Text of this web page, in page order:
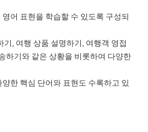
어 표현을 학습할 수 있도록 구성되
, 여행 상품 설명하기, 여행객 영접
하기와 같은 상황을 비롯하여 다양한
한 핵심 단어와 표현도 수록하고 있